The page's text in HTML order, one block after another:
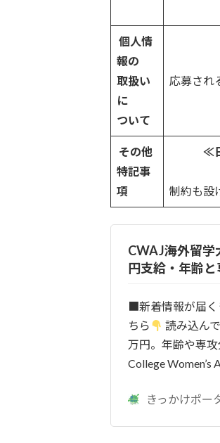
個人情
報の
取扱い
に
ついて
応募され
その他
特記事
項
≪
留学終
制約も設
CWAJ海外留学
円支給・年齢
■新着情報が届く
ちら
読み込ん
万円。年齢や専攻
College Women’s
きっかけポー